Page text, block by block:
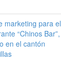
marketing para el
“Chinos Bar”,
en el cantón